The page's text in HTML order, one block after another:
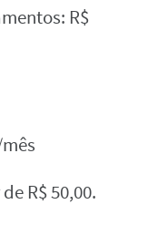
R$
R$ 50,00.